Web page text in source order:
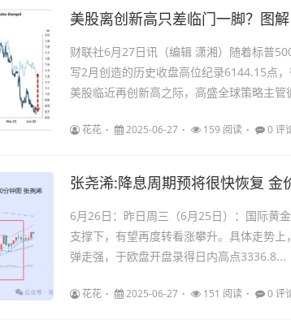
美股离创新高只差临门一脚？图
财联社6月27日讯（编辑 潇湘）随着标普
写2月创造的历史收盘高位纪录6144.15点
美股临近再创新高之际，高盛全球策略主管
花花 2025-06-27 159 阅读 0 评
张尧浠:降息周期预将很快恢复 金
6月26日：昨日周三（6月25日）：国际黄
支撑下，有望再度转看涨攀升。具体走势
弹走强，于欧盘开盘录得日内高点3336.8...
花花 2025-06-27 151 阅读 0 评